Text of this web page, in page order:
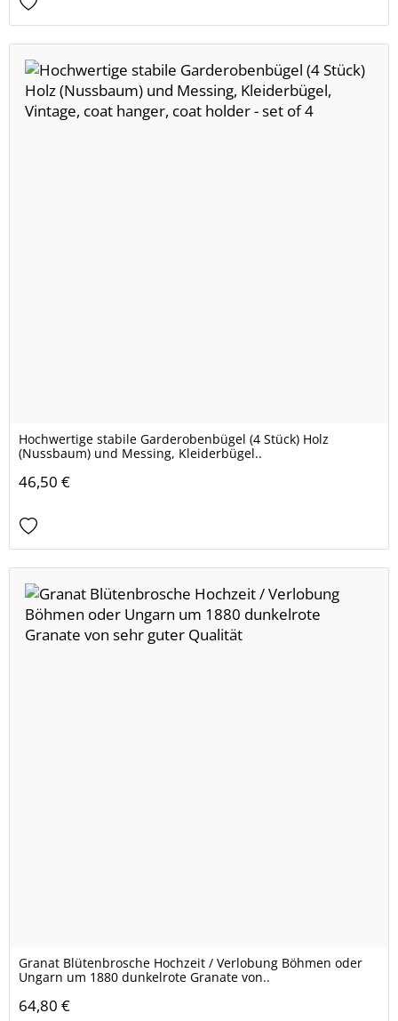
Hochwertige stabile Garderobenbügel (4 Stück) Holz
(Nussbaum) und Messing, Kleiderbügel..
46,50 €
Granat Blütenbrosche Hochzeit / Verlobung Böhmen oder
Ungarn um 1880 dunkelrote Granate von..
64,80 €